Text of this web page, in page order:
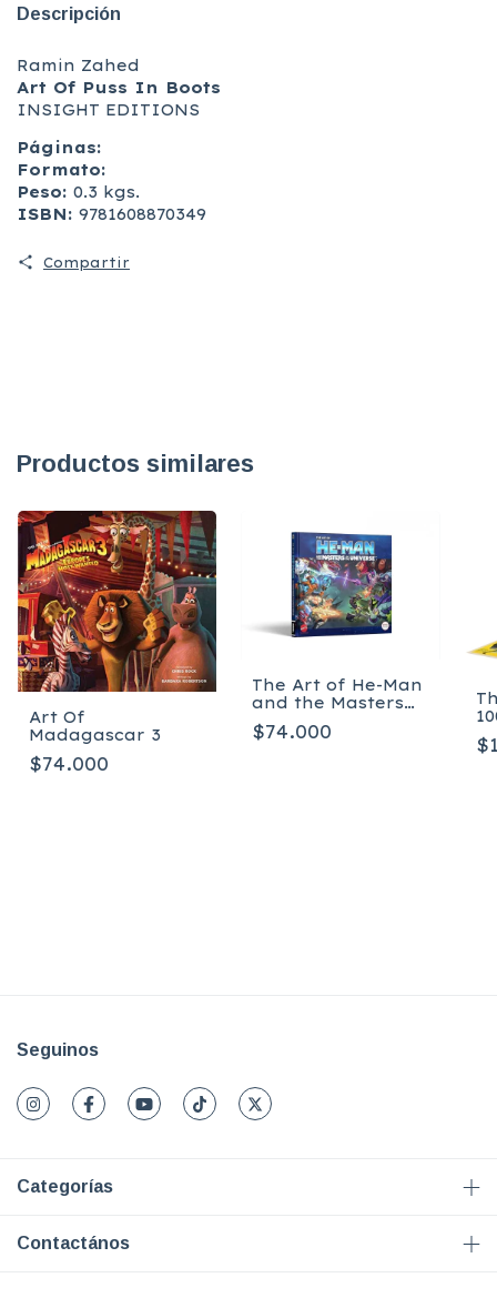
Descripción
Ramin Zahed
Art Of Puss In Boots
INSIGHT EDITIONS
Páginas:
Formato:
Peso: 0.3 kgs.
ISBN: 9781608870349
Compartir
Productos similares
Art Of
Madagascar 3
$74.000
The Art of He-Man
and the Masters
of the Universe
$74.000
Seguinos
Categorías
Contactános